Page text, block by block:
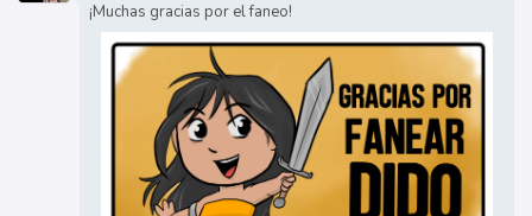
¡Muchas gracias por el faneo!